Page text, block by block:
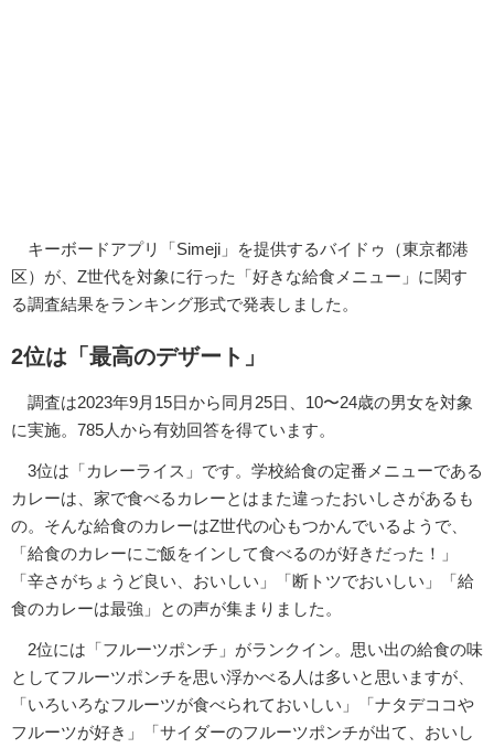
キーボードアプリ「Simeji」を提供するバイドゥ（東京都港
区）が、Z世代を対象に行った「好きな給食メニュー」に関す
る調査結果をランキング形式で発表しました。
2位は「最高のデザート」
調査は2023年9月15日から同月25日、10〜24歳の男女を対象
に実施。785人から有効回答を得ています。
3位は「カレーライス」です。学校給食の定番メニューである
カレーは、家で食べるカレーとはまた違ったおいしさがあるも
の。そんな給食のカレーはZ世代の心もつかんでいるようで、
「給食のカレーにご飯をインして食べるのが好きだった！」
「辛さがちょうど良い、おいしい」「断トツでおいしい」「給
食のカレーは最強」との声が集まりました。
2位には「フルーツポンチ」がランクイン。思い出の給食の味
としてフルーツポンチを思い浮かべる人は多いと思いますが、
「いろいろなフルーツが食べられておいしい」「ナタデココや
フルーツが好き」「サイダーのフルーツポンチが出て、おいし